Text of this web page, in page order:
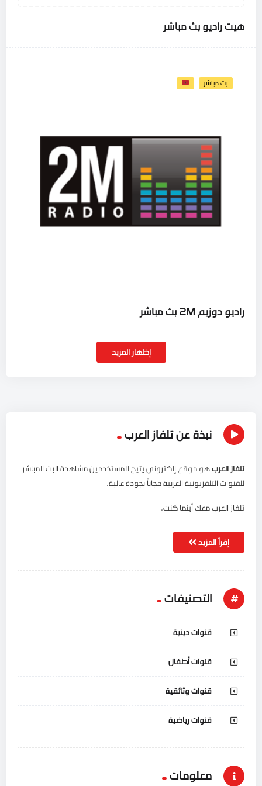
هيت راديو بث مباشر
بث مباشر
راديو دوزيم 2M بث مباشر
إظهار المزيد
نبذة عن تلفاز العرب
تلفاز العربهو موقع إلكتروني يتيح للمستخدمين مشاهدة البث المباشر
للقنوات التلفزيونية العربية مجاناً بجودة عالية.
تلفاز العرب معك أينما كنت.
إقرأ المزيد
التصنيفات
قنوات دينية
قنوات أطفال
قنوات وثائقية
قنوات رياضية
معلومات